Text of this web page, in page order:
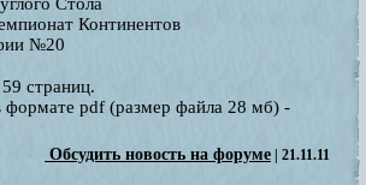
Континентов
№20
страниц.
формате pdf (размер файла 28 мб) -
Обсудить новость на форуме | 21.11.11